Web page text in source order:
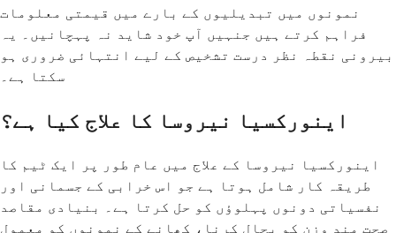
نمونوں میں تبدیلیوں کے بارے میں قیمتی معلومات
فراہم کرتے ہیں جنہیں آپ خود شاید نہ پہچانیں۔ یہ
بیرونی نقطہ نظر درست تشخیص کے لیے انتہائی ضروری ہو
سکتا ہے۔
اینورکسیا نیروسا کا علاج کیا ہے؟
اینورکسیا نیروسا کے علاج میں عام طور پر ایک ٹیم کا
طریقہ کار شامل ہوتا ہے جو اس خرابی کے جسمانی اور
نفسیاتی دونوں پہلوؤں کو حل کرتا ہے۔ بنیادی مقاصد
صحت مند وزن کو بحال کرنا، کھانے کے نمونوں کو معمول